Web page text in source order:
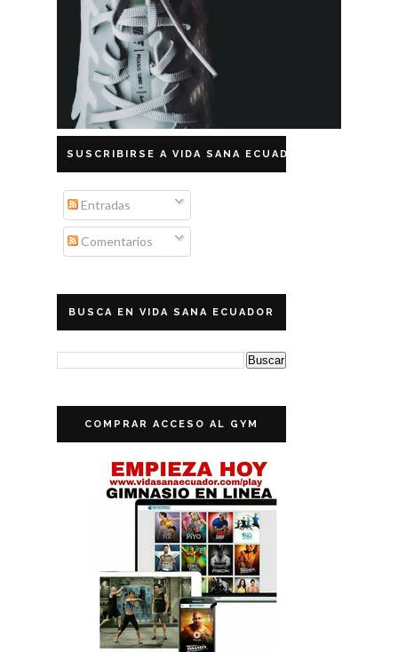
SUSCRIBIRSE A VIDA SANA ECUADOR
Entradas
Comentarios
BUSCA EN VIDA SANA ECUADOR
COMPRAR ACCESO AL GYM